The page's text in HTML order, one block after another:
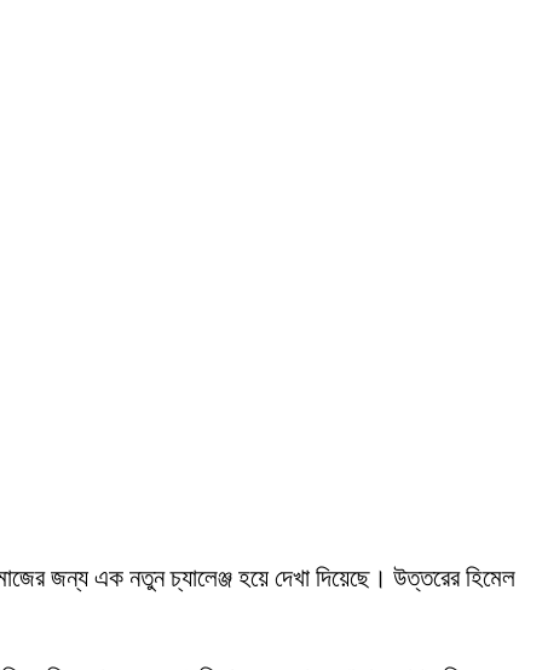
জন্য এক নতুন চ্যালেঞ্জ হয়ে দেখা দিয়েছে। উত্তরের হিমেল